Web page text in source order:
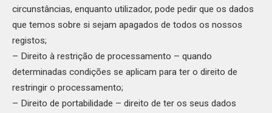
circunstâncias, enquanto utilizador, pode pedir que os dados
que temos sobre si sejam apagados de todos os nossos
registos;
– Direito à restrição de processamento – quando
determinadas condições se aplicam para ter o direito de
restringir o processamento;
– Direito de portabilidade – direito de ter os seus dados